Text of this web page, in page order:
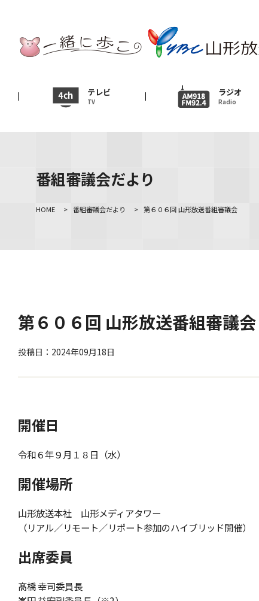
テレビ
TV
ラジオ
Radio
テレビ
ニュース
News
イベント
ＹＢＣオンデマンド
番組審議会だより
HOME > 番組審議会だより > 第６０６回 山形放送番組審議会
第６０６回 山形放送番組審議会
投稿日：2024年09月18日
開催日
令和６年９月１８日（水）
開催場所
山形放送本社 山形メディアタワー
（リアル／リモート／リポート参加のハイブリッド開催）
出席委員
髙橋 幸司委員長